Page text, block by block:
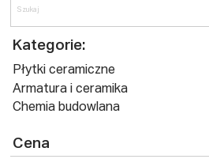
Kategorie:
Płytki ceramiczne
Armatura i ceramika
Chemia budowlana
Cena